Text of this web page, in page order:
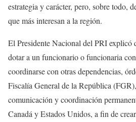
estrategia y carácter, pero, sobre todo,
que más interesan a la región.
El Presidente Nacional del PRI explicó
dotar a un funcionario o funcionaria
coordinarse con otras dependencias,
Fiscalía General de la República
comunicación y coordinación
Canadá y Estados Unidos, a fin de